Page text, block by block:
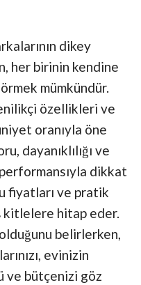
dikey
her birinin kendine
mümkündür.
özellikleri ve
oranıyla öne
dayanıklılığı ve
dikkat
fiyatları ve pratik
kitlelere hitap eder.
belirlerken,
evinizin
ve bütçenizi göz